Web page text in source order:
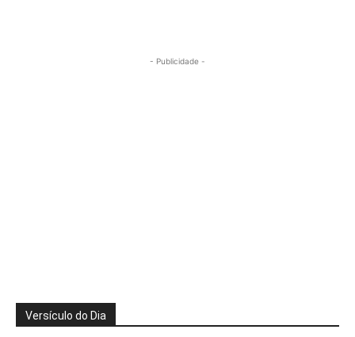
- Publicidade -
Versículo do Dia